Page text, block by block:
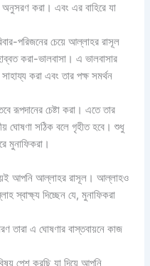
অনুসরণ করা। এবং এর বাহিরে যা
পরিজনের চেয়ে আল্লাহর রাসূল
করা-ভালবাসা। এ ভালবাসার
সাহায্য করা এবং তার পক্ষ সমর্থন
রূপদানের চেষ্টা করা। এতে তার
ঘোষণা সঠিক বলে গৃহীত হবে। শুধু
মুনাফিকরা।
আপনি আল্লাহর রাসূল। আল্লাহও
স্বাক্ষ্য দিচ্ছেন যে, মুনাফিকরা
তারা এ ঘোষণার বাস্তবায়নে কাজ
পেশ করছি যা দিয়ে আপনি